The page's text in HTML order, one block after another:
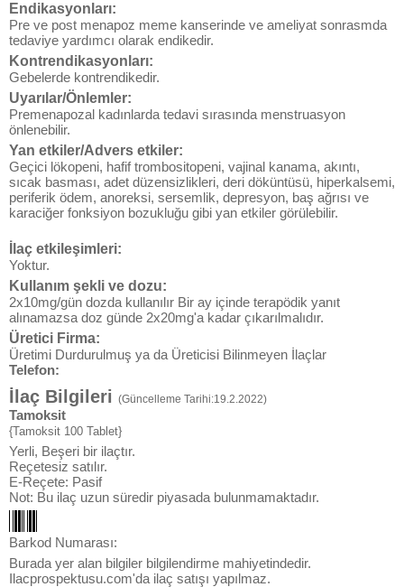
Endikasyonları:
Pre ve post menapoz meme kanserinde ve ameliyat sonrasmda
tedaviye yardımcı olarak endikedir.
Kontrendikasyonları:
Gebelerde kontrendikedir.
Uyarılar/Önlemler:
Premenapozal kadınlarda tedavi sırasında menstruasyon
önlenebilir.
Yan etkiler/Advers etkiler:
Geçici lökopeni, hafif trombositopeni, vajinal kanama, akıntı,
sıcak basması, adet düzensizlikleri, deri döküntüsü, hiperkalsemi,
periferik ödem, anoreksi, sersemlik, depresyon, baş ağrısı ve
karaciğer fonksiyon bozukluğu gibi yan etkiler görülebilir.
İlaç etkileşimleri:
Yoktur.
Kullanım şekli ve dozu:
2x10mg/gün dozda kullanılır Bir ay içinde terapödik yanıt
alınamazsa doz günde 2x20mg'a kadar çıkarılmalıdır.
Üretici Firma:
Üretimi Durdurulmuş ya da Üreticisi Bilinmeyen İlaçlar
Telefon:
İlaç Bilgileri (Güncelleme Tarihi:19.2.2022)
Tamoksit
{Tamoksit 100 Tablet}
Yerli, Beşeri bir ilaçtır.
Reçetesiz satılır.
E-Reçete: Pasif
Not: Bu ilaç uzun süredir piyasada bulunmamaktadır.
Barkod Numarası:
Burada yer alan bilgiler bilgilendirme mahiyetindedir.
Ilacprospektusu.com'da ilaç satışı yapılmaz.